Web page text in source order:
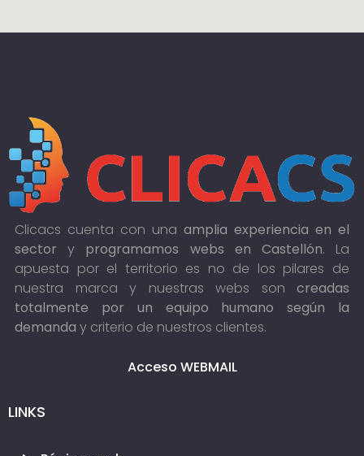
Clicacs cuenta con una amplia experiencia en el
sector y programamos webs en Castellón. La
apuesta por el territorio es no de los pilares de
nuestra marca y nuestras webs son creadas
totalmente por un equipo humano según la
demanda y criterio de nuestros clientes.
Acceso WEBMAIL
LINKS